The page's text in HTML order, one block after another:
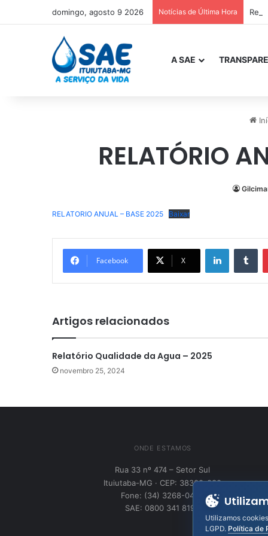
domingo, agosto 9 2026 Notícias de Última Hora
A SAE
RELATÓRIO
RELATORIO ANUAL – BASE 2025 Baixar
Facebook X
Linkedin
Artigos relacionados
Relatório Qualidade da Agua – 2025
novembro 25, 2024
ONDE ESTAMOS
Rua 33 nº 474 – Setor Sul
Ituiutaba-MG · CEP: 38300-030
Fone: (34) 3268-0400
SAE: 0800 341 8195
Utilizamos
LGPD. Política de